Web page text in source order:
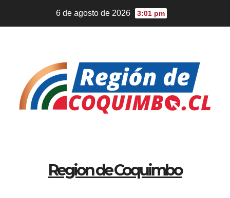
6 de agosto de 2026 3:01 pm
Region de Coquimbo